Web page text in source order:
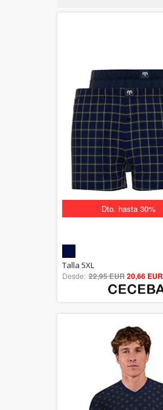
Dto. hasta 30%
out of 5
Talla 5XL
Desde: 22,95 EUR20,66 EUR